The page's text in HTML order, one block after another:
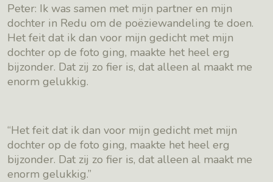
Peter: Ik was samen met mijn partner en mijn
dochter in Redu om de poëziewandeling te doen.
Het feit dat ik dan voor mijn gedicht met mijn
dochter op de foto ging, maakte het heel erg
bijzonder. Dat zij zo fier is, dat alleen al maakt me
enorm gelukkig.
“Het feit dat ik dan voor mijn gedicht met mijn
dochter op de foto ging, maakte het heel erg
bijzonder. Dat zij zo fier is, dat alleen al maakt me
enorm gelukkig.”